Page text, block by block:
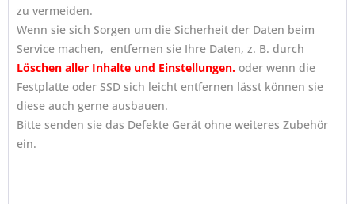
zu vermeiden.
Wenn sie sich Sorgen um die Sicherheit der Daten beim
Service machen, entfernen sie Ihre Daten, z. B. durch
Löschen aller Inhalte und Einstellungen. oder wenn die
Festplatte oder SSD sich leicht entfernen lässt können sie
diese auch gerne ausbauen.
Bitte senden sie das Defekte Gerät ohne weiteres Zubehör
ein.